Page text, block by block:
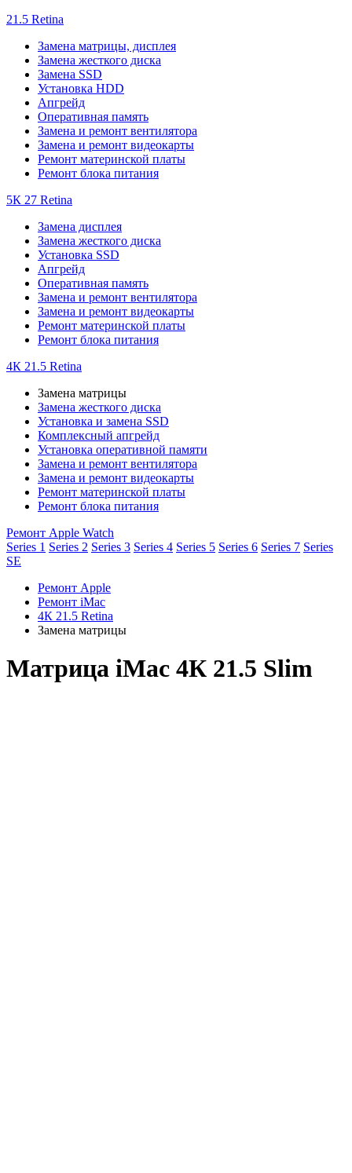
21.5 Retina
Замена матрицы, дисплея
Замена жесткого диска
Замена SSD
Установка HDD
Апгрейд
Оперативная память
Замена и ремонт вентилятора
Замена и ремонт видеокарты
Ремонт материнской платы
Ремонт блока питания
5К 27 Retina
Замена дисплея
Замена жесткого диска
Установка SSD
Апгрейд
Оперативная память
Замена и ремонт вентилятора
Замена и ремонт видеокарты
Ремонт материнской платы
Ремонт блока питания
4К 21.5 Retina
Замена матрицы
Замена жесткого диска
Установка и замена SSD
Комплексный апгрейд
Установка оперативной памяти
Замена и ремонт вентилятора
Замена и ремонт видеокарты
Ремонт материнской платы
Ремонт блока питания
Ремонт Apple Watch
Series 1 Series 2 Series 3 Series 4 Series 5 Series 6 Series 7 Series
SE
Ремонт Apple
Ремонт iMac
4К 21.5 Retina
Замена матрицы
Матрица iMac 4К 21.5 Slim